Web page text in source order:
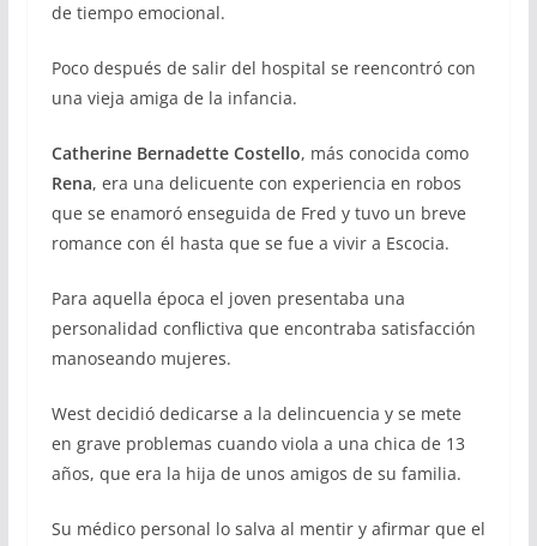
de tiempo emocional.
Poco después de salir del hospital se reencontró con
una vieja amiga de la infancia.
Catherine Bernadette Costello, más conocida como
Rena, era una delicuente con experiencia en robos
que se enamoró enseguida de Fred y tuvo un breve
romance con él hasta que se fue a vivir a Escocia.
Para aquella época el joven presentaba una
personalidad conflictiva que encontraba satisfacción
manoseando mujeres.
West decidió dedicarse a la delincuencia y se mete
en grave problemas cuando viola a una chica de 13
años, que era la hija de unos amigos de su familia.
Su médico personal lo salva al mentir y afirmar que el